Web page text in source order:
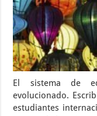
El sistema de
evolucionado.
estudiantes